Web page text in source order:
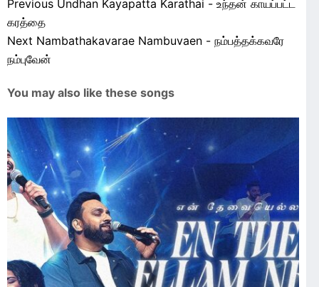
Previous Undhan Kayapatta Karathai - உந்தன் காயப்பட்ட
கரத்தை
Next Nambathakavarae Nambuvaen - நம்பத்தக்கவரே
நம்புவேன்
You may also like these songs